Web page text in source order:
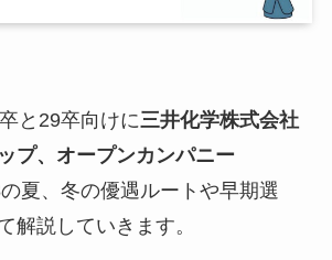
と29卒向けに三井化学株式会社
プ、オープンカンパニー
夏、冬の優遇ルートや早期選
解説していきます。